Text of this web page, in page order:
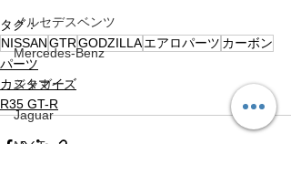
メルセデスベンツ
Mercedes-Benz
ジャガー
Jaguar
NeoTune
タグ：
NISSANGTRGODZILLAエアロパーツ カーボン
パーツ
カスタマイズ
R35 GT-R